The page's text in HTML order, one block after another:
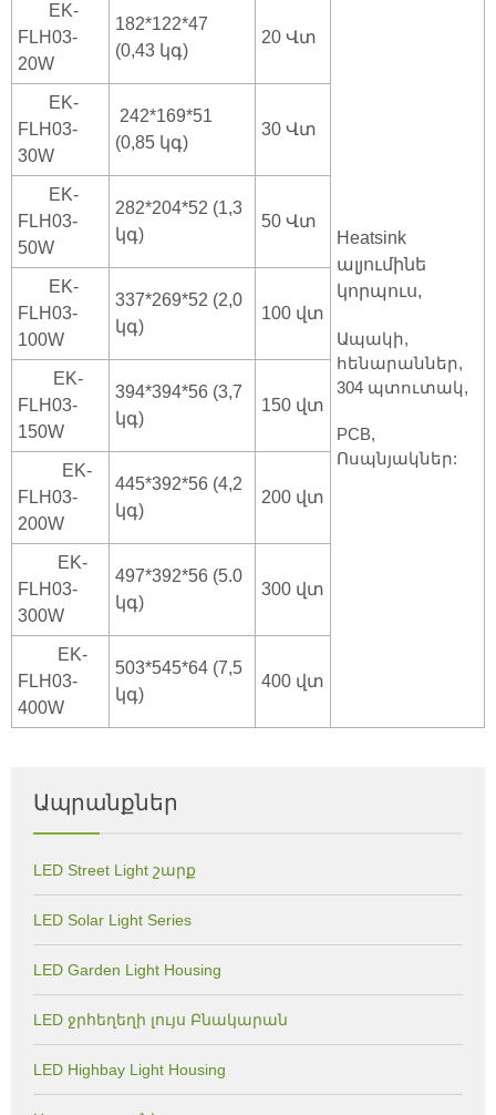
EK-
FLH03-
20W
182*122*47
(0,43 կգ)
20 Վտ
Heatsink
ալյումինե
կորպուս,
Ապակի,
հենարաններ,
304 պտուտակ,
PCB,
Ոսպնյակներ:
EK-
FLH03-
30W
242*169*51
(0,85 կգ)
30 Վտ
EK-
FLH03-
50W
282*204*52 (1,3
կգ)
50 Վտ
EK-
FLH03-
100W
337*269*52 (2,0
կգ)
100 վտ
EK-
FLH03-
150W
394*394*56 (3,7
կգ)
150 վտ
EK-
FLH03-
200W
445*392*56 (4,2
կգ)
200 վտ
EK-
FLH03-
300W
497*392*56 (5.0
կգ)
300 վտ
EK-
FLH03-
400W
503*545*64 (7,5
կգ)
400 վտ
Ապրանքներ
LED Street Light շարք
LED Solar Light Series
LED Garden Light Housing
LED ջրհեղեղի լույս Բնակարան
LED Highbay Light Housing